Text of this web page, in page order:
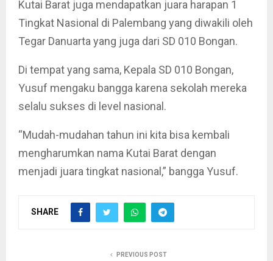
Kutai Barat juga mendapatkan juara harapan 1
Tingkat Nasional di Palembang yang diwakili oleh
Tegar Danuarta yang juga dari SD 010 Bongan.
Di tempat yang sama, Kepala SD 010 Bongan,
Yusuf mengaku bangga karena sekolah mereka
selalu sukses di level nasional.
“Mudah-mudahan tahun ini kita bisa kembali
mengharumkan nama Kutai Barat dengan
menjadi juara tingkat nasional,” bangga Yusuf.
SHARE
PREVIOUS POST